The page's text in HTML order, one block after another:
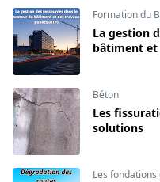
Formation du
La gestion
bâtiment et
Béton
Les
solutions
Les